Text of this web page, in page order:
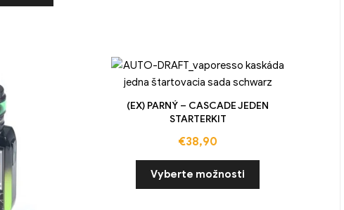
(EX) PARNÝ – CASCADE JEDEN
STARTERKIT
€38,90
Vyberte možnosti